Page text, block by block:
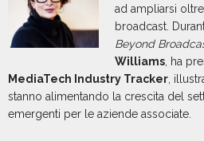
ad ampliarsi
broadcast.
Beyond
Williams , ha
MediaTech Industry Tracker ,
stanno alimentando la crescita del
emergenti per le aziende associate.